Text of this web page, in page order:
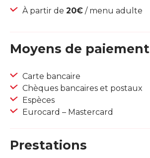
À partir de 20€ / menu adulte
Moyens de paiement
Carte bancaire
Chèques bancaires et postaux
Espèces
Eurocard – Mastercard
Prestations